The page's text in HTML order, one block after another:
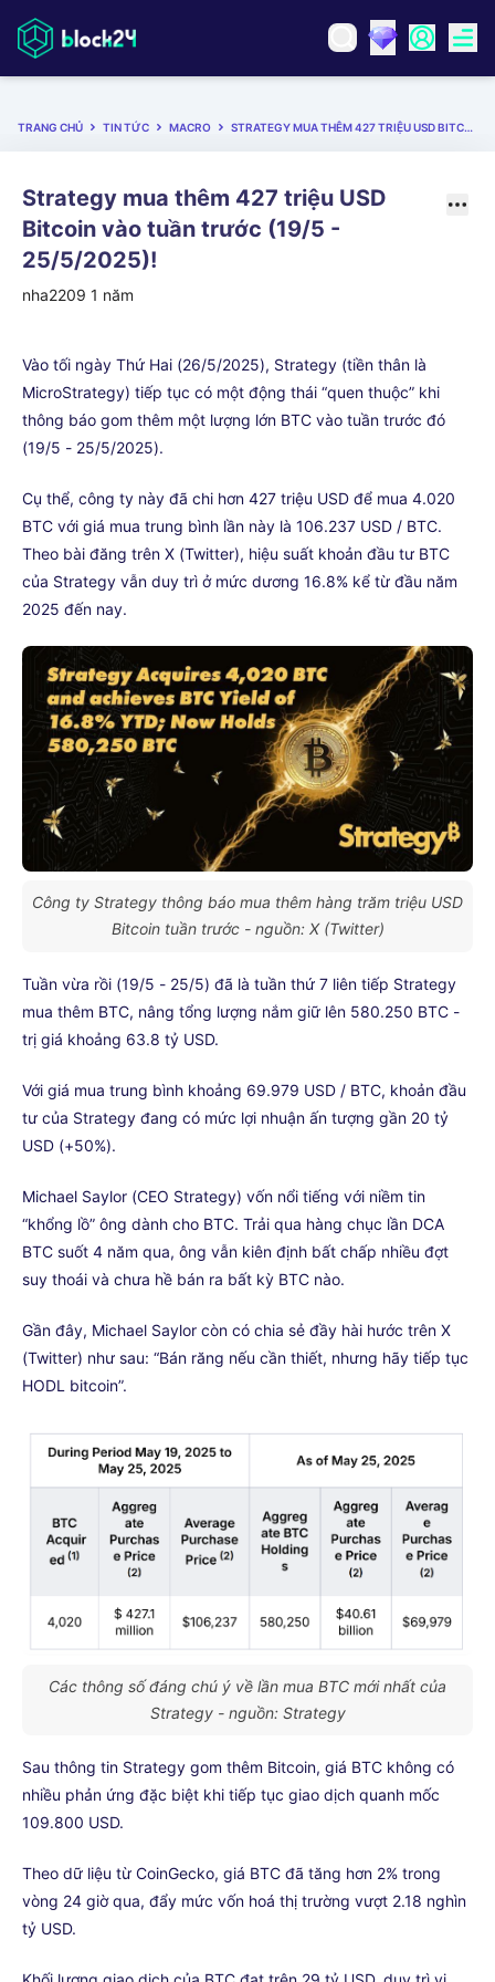
TRANG CHỦ TIN TỨC MACRO STRATEGY MUA THÊM 427 TRIỆU USD BITCOIN VÀO TUẦN TRƯỚC (19/5 - 25/5/2025)!
Strategy mua thêm 427 triệu USD
Bitcoin vào tuần trước (19/5 -
25/5/2025)!
nha2209 1 năm
Vào tối ngày Thứ Hai (26/5/2025), Strategy (tiền thân là
MicroStrategy) tiếp tục có một động thái “quen thuộc” khi
thông báo gom thêm một lượng lớn BTC vào tuần trước đó
(19/5 - 25/5/2025).
Cụ thể, công ty này đã chi hơn 427 triệu USD để mua 4.020
BTC với giá mua trung bình lần này là 106.237 USD / BTC.
Theo bài đăng trên X (Twitter), hiệu suất khoản đầu tư BTC
của Strategy vẫn duy trì ở mức dương 16.8% kể từ đầu năm
2025 đến nay.
Công ty Strategy thông báo mua thêm hàng trăm triệu USD
Bitcoin tuần trước - nguồn: X (Twitter)
Tuần vừa rồi (19/5 - 25/5) đã là tuần thứ 7 liên tiếp Strategy
mua thêm BTC, nâng tổng lượng nắm giữ lên 580.250 BTC -
trị giá khoảng 63.8 tỷ USD.
Với giá mua trung bình khoảng 69.979 USD / BTC, khoản đầu
tư của Strategy đang có mức lợi nhuận ấn tượng gần 20 tỷ
USD (+50%).
Michael Saylor (CEO Strategy) vốn nổi tiếng với niềm tin
“khổng lồ” ông dành cho BTC. Trải qua hàng chục lần DCA
BTC suốt 4 năm qua, ông vẫn kiên định bất chấp nhiều đợt
suy thoái và chưa hề bán ra bất kỳ BTC nào.
Gần đây, Michael Saylor còn có chia sẻ đầy hài hước trên X
(Twitter) như sau: “Bán răng nếu cần thiết, nhưng hãy tiếp tục
HODL bitcoin”.
Các thông số đáng chú ý về lần mua BTC mới nhất của
Strategy - nguồn: Strategy
Sau thông tin Strategy gom thêm Bitcoin, giá BTC không có
nhiều phản ứng đặc biệt khi tiếp tục giao dịch quanh mốc
109.800 USD.
Theo dữ liệu từ CoinGecko, giá BTC đã tăng hơn 2% trong
vòng 24 giờ qua, đẩy mức vốn hoá thị trường vượt 2.18 nghìn
tỷ USD.